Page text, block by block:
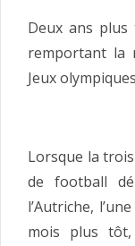
Deux ans plus
remportant la
Jeux
Lorsque la
de football
l’Autriche,
mois plus